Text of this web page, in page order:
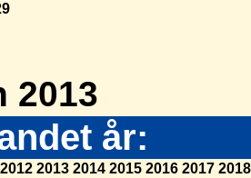
2013
år:
2012 2013 2014 2015 2016 2017 2018